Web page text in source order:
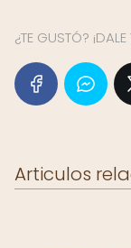
¿TE GUSTÓ?
Articulos